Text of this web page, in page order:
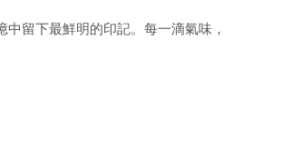
留下最鮮明的印記。每一滴氣味，